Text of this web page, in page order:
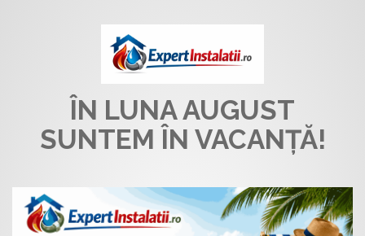
ÎN LUNA AUGUST
SUNTEM ÎN VACANȚĂ!